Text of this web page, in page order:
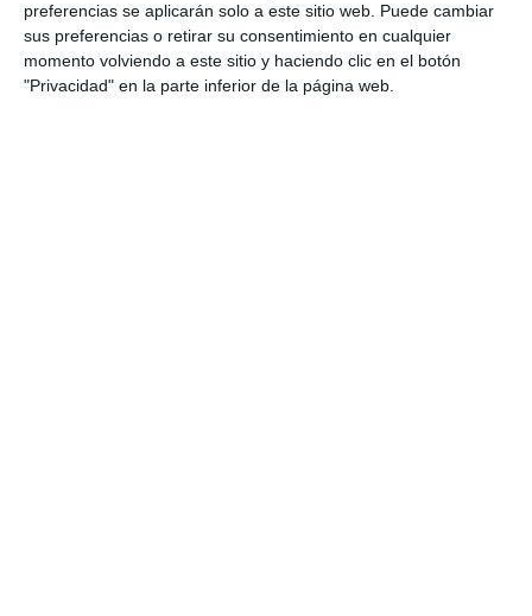
preferencias se aplicarán solo a este sitio web. Puede cambiar
sus preferencias o retirar su consentimiento en cualquier
momento volviendo a este sitio y haciendo clic en el botón
"Privacidad" en la parte inferior de la página web.